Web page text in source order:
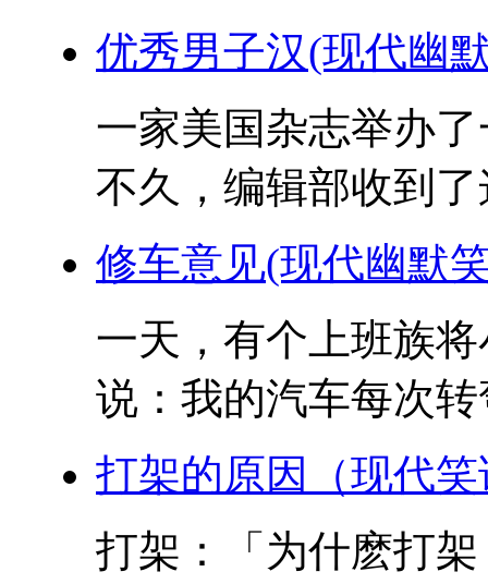
优秀男子汉(现代幽
一家美国杂志举办
不久，编辑部收到
修车意见(现代幽默
一天，有个上班族
说：我的汽车每次
打架的原因（现代
打架：「为什麽打